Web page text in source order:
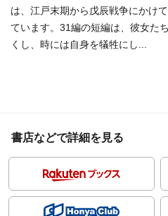
は、江戸末期から戊辰戦争にかけ
ています。31編の短編は、彼女た
くし、時には自身を犠牲にし...
書店などで詳細を見る